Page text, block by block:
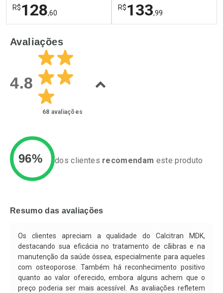
R$128,60
Laboratório
Por R$ 128,60/cada
Por Menos
Comprar sem Desconto
Por R$ 128,60/cada
R$133,99
Por R$ 133,99/cada
Avaliações
4.8
68 avaliações
96% dos clientes recomendam este produto
Resumo das avaliações
Os clientes apreciam a qualidade do Calcitran MDK,
destacando sua eficácia no tratamento de cãibras e na
manutenção da saúde óssea, especialmente para aqueles
com osteoporose. Também há reconhecimento positivo
quanto ao valor oferecido, embora alguns achem que o
preço poderia ser mais acessível. As avaliações refletem